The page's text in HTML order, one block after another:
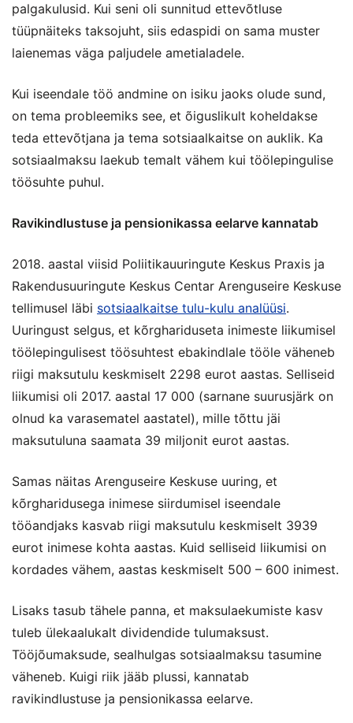
palgakulusid. Kui seni oli sunnitud ettevõtluse
tüüpnäiteks taksojuht, siis edaspidi on sama muster
laienemas väga paljudele ametialadele.
Kui iseendale töö andmine on isiku jaoks olude sund,
on tema probleemiks see, et õiguslikult koheldakse
teda ettevõtjana ja tema sotsiaalkaitse on auklik. Ka
sotsiaalmaksu laekub temalt vähem kui töölepingulise
töösuhte puhul.
Ravikindlustuse ja pensionikassa eelarve kannatab
2018. aastal viisid Poliitikauuringute Keskus Praxis ja
Rakendusuuringute Keskus Centar Arenguseire Keskuse
tellimusel läbi sotsiaalkaitse tulu-kulu analüüsi.
Uuringust selgus, et kõrghariduseta inimeste liikumisel
töölepingulisest töösuhtest ebakindlale tööle väheneb
riigi maksutulu keskmiselt 2298 eurot aastas. Selliseid
liikumisi oli 2017. aastal 17 000 (sarnane suurusjärk on
olnud ka varasematel aastatel), mille tõttu jäi
maksutuluna saamata 39 miljonit eurot aastas.
Samas näitas Arenguseire Keskuse uuring, et
kõrgharidusega inimese siirdumisel iseendale
tööandjaks kasvab riigi maksutulu keskmiselt 3939
eurot inimese kohta aastas. Kuid selliseid liikumisi on
kordades vähem, aastas keskmiselt 500 – 600 inimest.
Lisaks tasub tähele panna, et maksulaekumiste kasv
tuleb ülekaalukalt dividendide tulumaksust.
Tööjõumaksude, sealhulgas sotsiaalmaksu tasumine
väheneb. Kuigi riik jääb plussi, kannatab
ravikindlustuse ja pensionikassa eelarve.